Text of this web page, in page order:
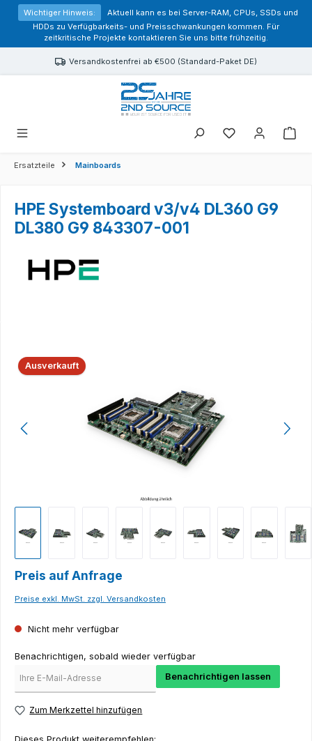
springen
Wichtiger Hinweis:
Aktuell kann es bei Server-RAM, CPUs, SSDs und
HDDs zu Verfügbarkeits- und Preisschwankungen kommen. Für
zeitkritische Projekte kontaktieren Sie uns bitte frühzeitig.
Versandkostenfrei ab €500 (Standard-Paket DE)
Sie haben 0
Ersatzteile Mainboards
HPE Systemboard v3/v4 DL360 G9
DL380 G9 843307-001
Bildergalerie überspringen
Ausverkauft
Preis auf Anfrage
Preise exkl. MwSt. zzgl. Versandkosten
Nicht mehr verfügbar
Benachrichtigen, sobald wieder verfügbar
Benachrichtigen lassen
Zum Merkzettel hinzufügen